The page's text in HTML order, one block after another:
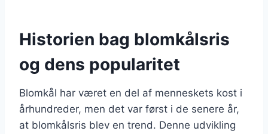
Historien bag blomkålsris
og dens popularitet
Blomkål har været en del af menneskets kost i
århundreder, men det var først i de senere år,
at blomkålsris blev en trend. Denne udvikling